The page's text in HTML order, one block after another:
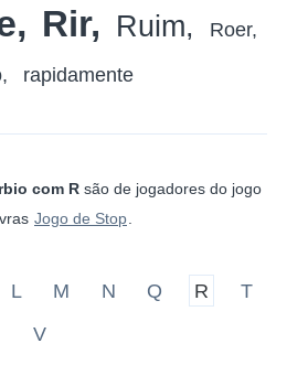
Rir Ruim Roer
rapidamente
com Rsão de jogadores do jogo
Jogo de Stop
L M N Q R
T
V